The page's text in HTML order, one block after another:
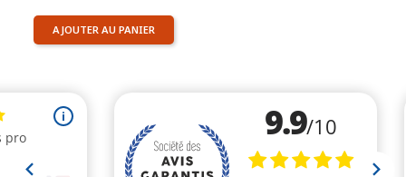
AJOUTER AU PANIER